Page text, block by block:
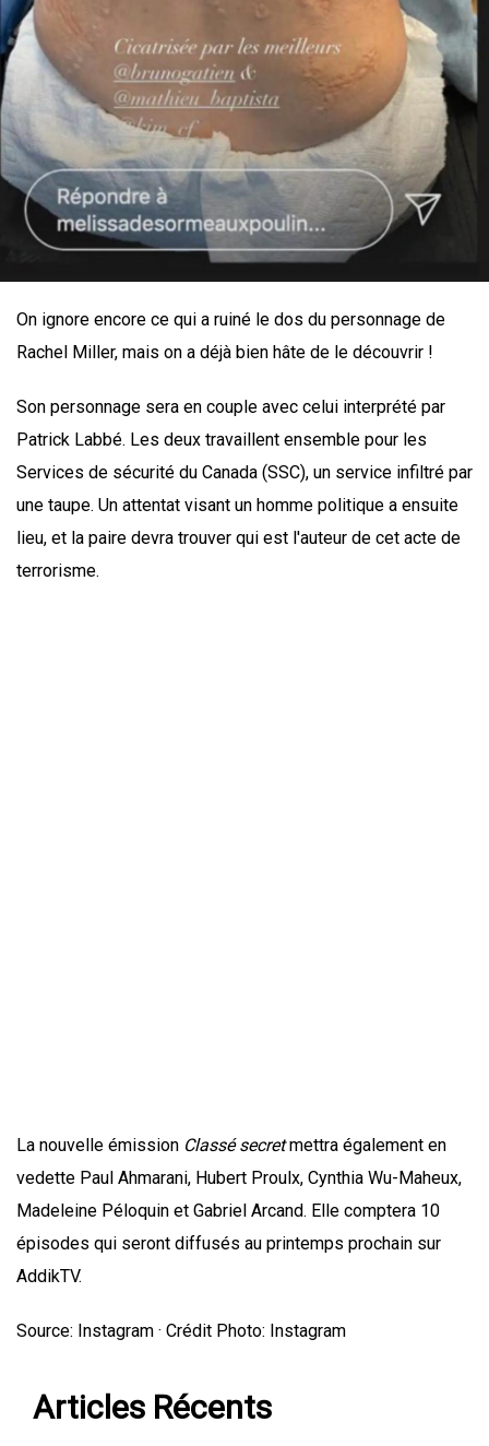
On ignore encore ce qui a ruiné le dos du personnage de
Rachel Miller, mais on a déjà bien hâte de le découvrir !
Son personnage sera en couple avec celui interprété par
Patrick Labbé. Les deux travaillent ensemble pour les
Services de sécurité du Canada (SSC), un service infiltré par
une taupe. Un attentat visant un homme politique a ensuite
lieu, et la paire devra trouver qui est l'auteur de cet acte de
terrorisme.
La nouvelle émission Classé secretmettra également en
vedette Paul Ahmarani, Hubert Proulx, Cynthia Wu-Maheux,
Madeleine Péloquin et Gabriel Arcand. Elle comptera 10
épisodes qui seront diffusés au printemps prochain sur
AddikTV.
Source: Instagram · Crédit Photo: Instagram
Articles Récents